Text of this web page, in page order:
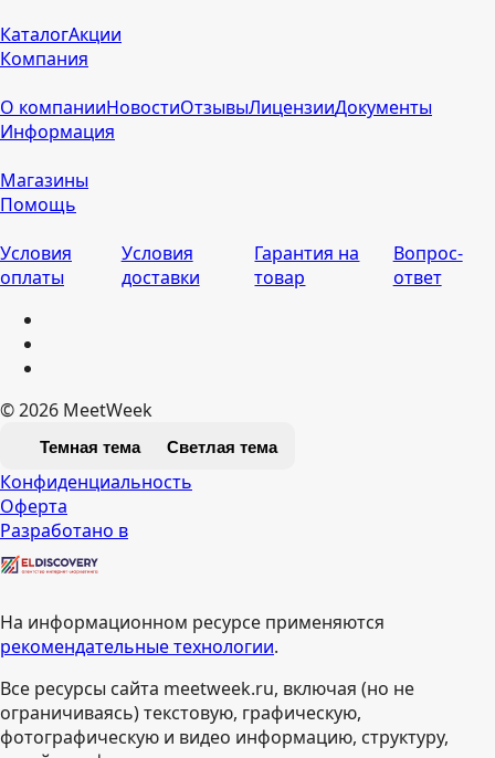
КаталогАкции
Компания
О компанииНовостиОтзывыЛицензииДокументы
Информация
Магазины
Помощь
Условия
оплаты
Условия
доставки
Гарантия на
товар
Вопрос-
ответ
© 2026 MeetWeek
Темная тема Светлая тема
Конфиденциальность
Оферта
Разработано в
На информационном ресурсе применяются
рекомендательные технологии.
Все ресурсы сайта meetweek.ru, включая (но не
ограничиваясь) текстовую, графическую,
фотографическую и видео информацию, структуру,